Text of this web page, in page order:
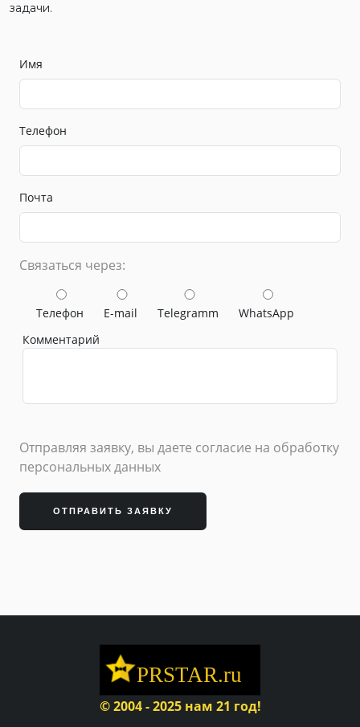
задачи.
Имя
Телефон
Почта
Связаться через:
Телефон E-mail Telegramm
WhatsApp
Комментарий
Отправляя заявку, вы даете согласие на обработку
персональных данных
ОТПРАВИТЬ ЗАЯВКУ
© 2004 - 2025 нам 21 год!